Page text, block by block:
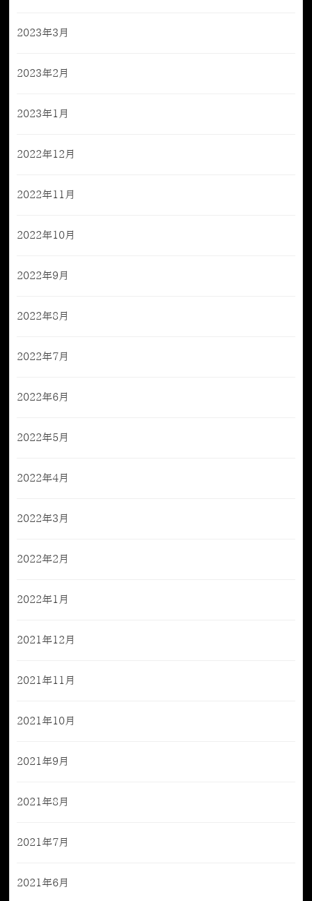
2023年3月
2023年2月
2023年1月
2022年12月
2022年11月
2022年10月
2022年9月
2022年8月
2022年7月
2022年6月
2022年5月
2022年4月
2022年3月
2022年2月
2022年1月
2021年12月
2021年11月
2021年10月
2021年9月
2021年8月
2021年7月
2021年6月